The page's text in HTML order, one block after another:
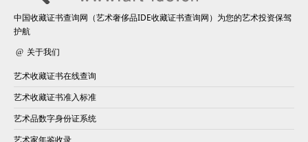
中国收藏证书查询网（艺术奢侈品IDE收藏证书查询网）为您的艺术投资保驾
护航
关于我们
艺术收藏证书在线查询
艺术收藏证书准入标准
艺术品数字身份证系统